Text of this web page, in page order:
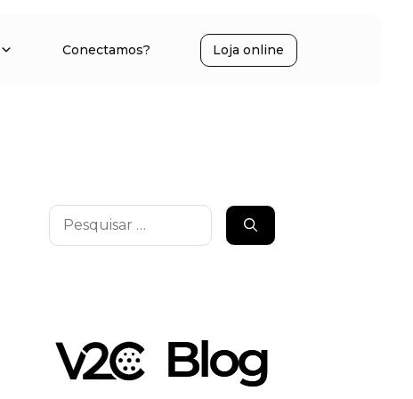
Conectamos? Loja online
Pesquisar
por: